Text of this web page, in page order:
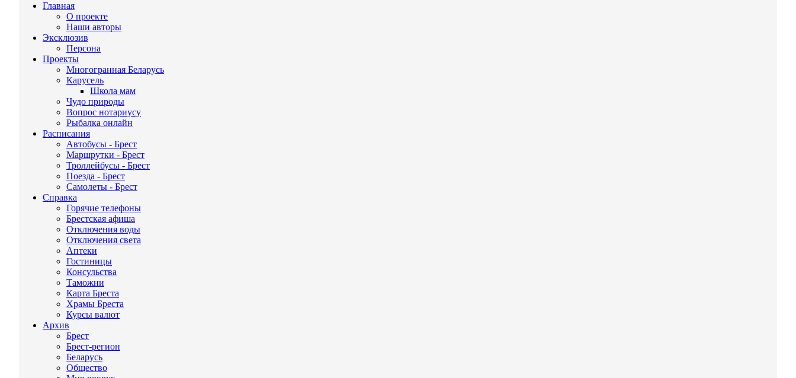
Главная
О проекте
Наши авторы
Эксклюзив
Персона
Проекты
Многогранная Беларусь
Карусель
Школа мам
Чудо природы
Вопрос нотариусу
Рыбалка онлайн
Расписания
Автобусы - Брест
Маршрутки - Брест
Троллейбусы - Брест
Поезда - Брест
Самолеты - Брест
Справка
Горячие телефоны
Брестская афиша
Отключения воды
Отключения света
Аптеки
Гостиницы
Консульства
Таможни
Карта Бреста
Храмы Бреста
Курсы валют
Архив
Брест
Брест-регион
Беларусь
Общество